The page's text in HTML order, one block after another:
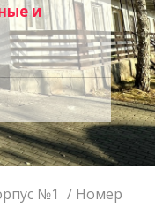
и
№1
Номер